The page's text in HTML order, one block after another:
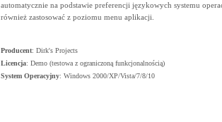
automatycznie na podstawie preferencji językowych systemu
również zastosować z poziomu menu aplikacji.
Producent: Dirk's Projects
Licencja: Demo (testowa z ograniczoną funkcjonalnością)
System Operacyjny: Windows 2000/XP/Vista/7/8/10